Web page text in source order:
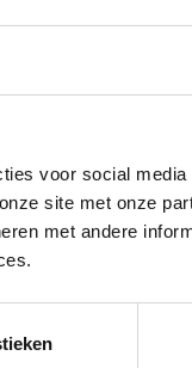
voor social media
site met onze
met andere
maar vraagt
drempel.
volwassenen-